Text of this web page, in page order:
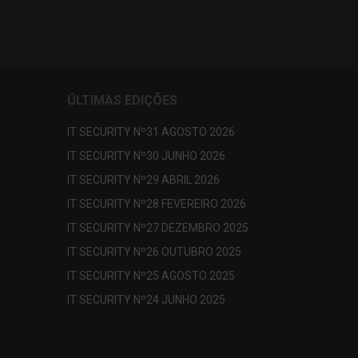
ÚLTIMAS EDIÇÕES
IT SECURITY Nº31 AGOSTO 2026
IT SECURITY Nº30 JUNHO 2026
IT SECURITY Nº29 ABRIL 2026
IT SECURITY Nº28 FEVEREIRO 2026
IT SECURITY Nº27 DEZEMBRO 2025
IT SECURITY Nº26 OUTUBRO 2025
IT SECURITY Nº25 AGOSTO 2025
IT SECURITY Nº24 JUNHO 2025